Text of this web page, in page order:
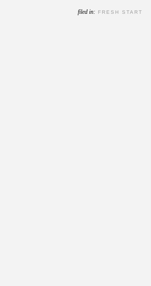
filed in: FRESH START